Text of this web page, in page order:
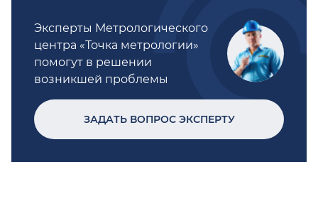
Эксперты Метрологического
центра «Точка метрологии»
помогут в решении
возникшей проблемы
ЗАДАТЬ ВОПРОС ЭКСПЕРТУ